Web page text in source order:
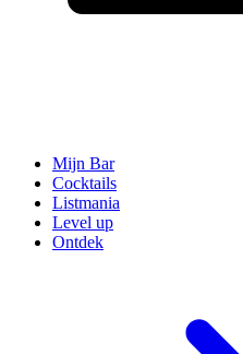
Mijn Bar
Cocktails
Listmania
Level up
Ontdek